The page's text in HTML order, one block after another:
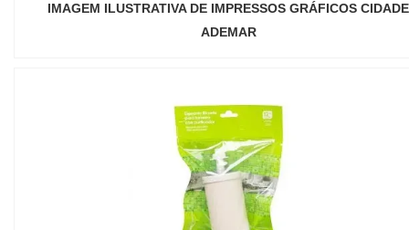
IMAGEM ILUSTRATIVA DE IMPRESSOS GRÁFICOS CIDADE
ADEMAR